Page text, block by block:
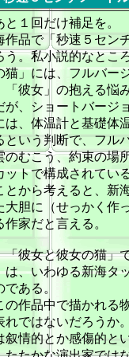
１回だけ補足を。
作品で「秒速５セン
う。私小説的なとこ
猫」には、フルバー
「彼女」の抱える悩
が、ショートバージ
は、体温計と基礎体
という判断で、フル
のむこう、約束の場
ットで構成されている
とから考えると、新
大胆に（せっかく作
家だと言える。
「彼女と彼女の猫」
は、いわゆる新海タ
ある。
の作品中で描かれる
ではないだろうか。
叙情的とか感傷的と